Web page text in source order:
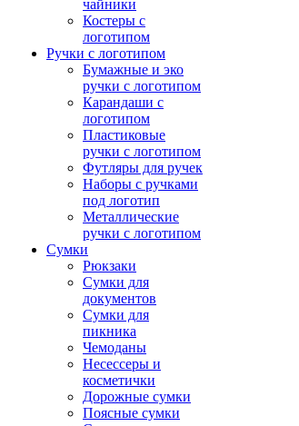
чайники
Костеры с
логотипом
Ручки с логотипом
Бумажные и эко
ручки с логотипом
Карандаши с
логотипом
Пластиковые
ручки с логотипом
Футляры для ручек
Наборы с ручками
под логотип
Металлические
ручки с логотипом
Сумки
Рюкзаки
Сумки для
документов
Сумки для
пикника
Чемоданы
Несессеры и
косметички
Дорожные сумки
Поясные сумки